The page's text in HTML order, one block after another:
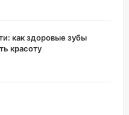
как здоровые зубы
красоту